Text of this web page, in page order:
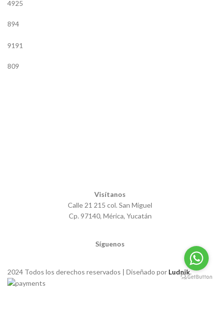
4925
894
9191
809
Visítanos
Calle 21 215 col. San Miguel
Cp. 97140, Mérica, Yucatán
Síguenos
2024 Todos los derechos reservados | Diseñado por Ludnik.